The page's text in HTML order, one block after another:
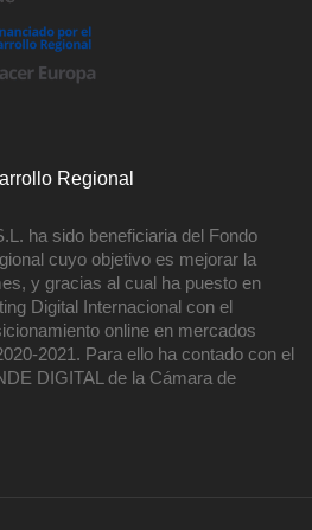
Regional
ha sido beneficiaria del Fondo
cuyo objetivo es mejorar la
y gracias al cual ha puesto en
Digital Internacional con el
online en mercados
2021. Para ello ha contado con el
DIGITAL de la Cámara de